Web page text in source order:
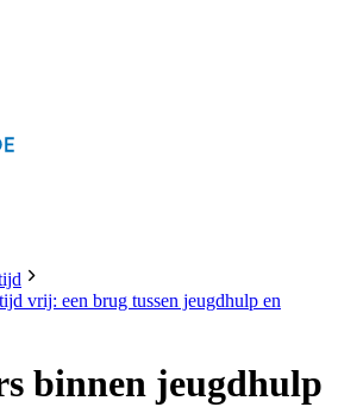
vrij: een brug tussen jeugdhulp en
binnen jeugdhulp